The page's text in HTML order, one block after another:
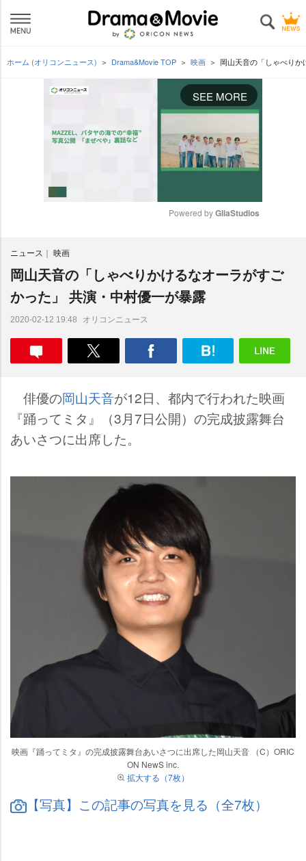
ホーム (オリコンニュース) Drama&Movie TOP 映画 岡山天音の「しゃべり
SEE MORE
Powered by GliaStudios
ニュース 映画
岡山天音の「しゃべりかけるなオーラがすご
かった」 共演・中村優一が暴露
2020-02-12 19:48 オリコンニュース
俳優の岡山天音が12日、都内で行われた映画
『踊ってミタ』（3月7日公開）の完成披露舞台
あいさつに出席した。
映画『踊ってミタ』の完成披露舞台あいさつに出席した岡山天音 （C）ORIC
ON NewS inc.
拡大する（7枚）
【写真】この記事の写真を見る（全7枚）